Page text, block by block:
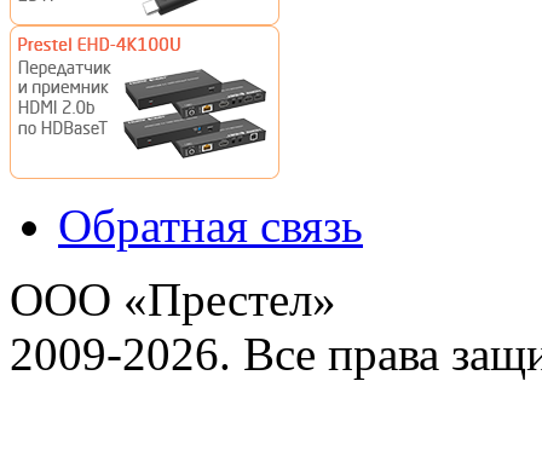
Обратная связь
ООО «Престел»
2009-2026. Все права